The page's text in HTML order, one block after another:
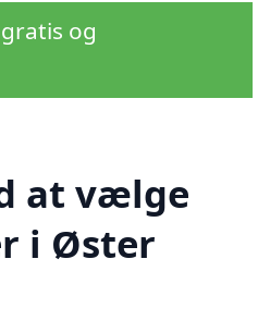
og
at vælge
i Øster